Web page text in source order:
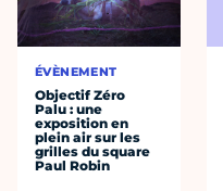
ÉVÈNEMENT
Objectif Zéro
Palu : une
exposition en
plein air sur les
grilles du square
Paul Robin